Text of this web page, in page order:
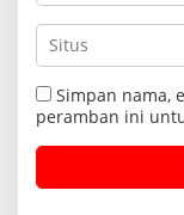
Simpan nama,
peramban ini